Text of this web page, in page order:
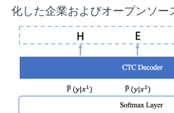
化した企業およびオープンソー